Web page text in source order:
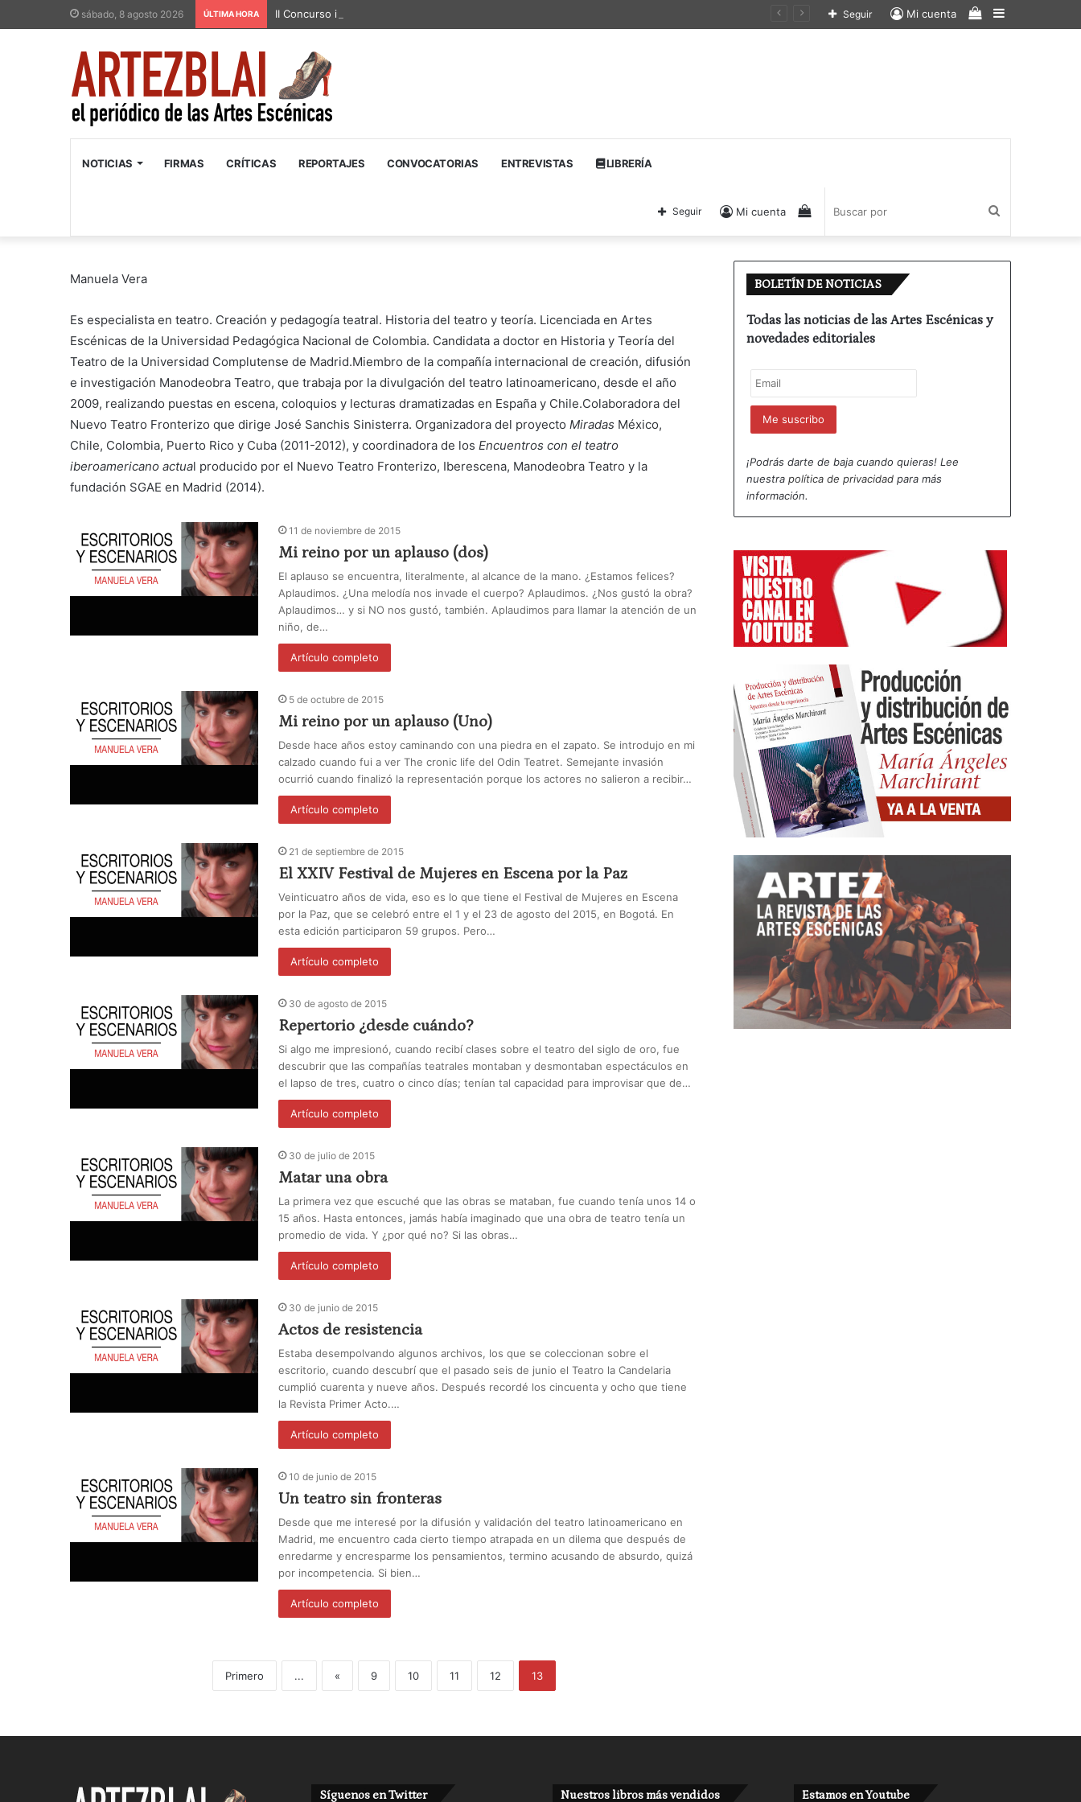
sábado, 8 agosto 2026 ÚLTIMA HORA II Concurso internacional de textos teatrales
Barra
Ver
Mi cuenta
Seguir
NOTICIAS FIRMAS CRÍTICAS REPORTAJES CONVOCATORIAS ENTREVISTAS LIBRERÍA
por
Ver
carrito
Mi cuenta
Seguir
Manuela Vera
Es especialista en teatro. Creación y pedagogía teatral. Historia del teatro y teoría. Licenciada en Artes
Escénicas de la Universidad Pedagógica Nacional de Colombia. Candidata a doctor en Historia y Teoría del
Teatro de la Universidad Complutense de Madrid.Miembro de la compañía internacional de creación, difusión
e investigación Manodeobra Teatro, que trabaja por la divulgación del teatro latinoamericano, desde el año
2009, realizando puestas en escena, coloquios y lecturas dramatizadas en España y Chile.Colaboradora del
Nuevo Teatro Fronterizo que dirige José Sanchis Sinisterra. Organizadora del proyecto Miradas México,
Chile, Colombia, Puerto Rico y Cuba (2011-2012), y coordinadora de los Encuentros con el teatro
iberoamericano actual producido por el Nuevo Teatro Fronterizo, Iberescena, Manodeobra Teatro y la
fundación SGAE en Madrid (2014).
11 de noviembre de 2015
Mi reino por un aplauso (dos)
El aplauso se encuentra, literalmente, al alcance de la mano. ¿Estamos felices?
Aplaudimos. ¿Una melodía nos invade el cuerpo? Aplaudimos. ¿Nos gustó la obra?
Aplaudimos… y si NO nos gustó, también. Aplaudimos para llamar la atención de un
niño, de…
Artículo completo
5 de octubre de 2015
Mi reino por un aplauso (Uno)
Desde hace años estoy caminando con una piedra en el zapato. Se introdujo en mi
calzado cuando fui a ver The cronic life del Odin Teatret. Semejante invasión
ocurrió cuando finalizó la representación porque los actores no salieron a recibir…
Artículo completo
21 de septiembre de 2015
El XXIV Festival de Mujeres en Escena por la Paz
Veinticuatro años de vida, eso es lo que tiene el Festival de Mujeres en Escena
por la Paz, que se celebró entre el 1 y el 23 de agosto del 2015, en Bogotá. En
esta edición participaron 59 grupos. Pero…
Artículo completo
30 de agosto de 2015
Repertorio ¿desde cuándo?
Si algo me impresionó, cuando recibí clases sobre el teatro del siglo de oro, fue
descubrir que las compañías teatrales montaban y desmontaban espectáculos en
el lapso de tres, cuatro o cinco días; tenían tal capacidad para improvisar que de…
Artículo completo
30 de julio de 2015
Matar una obra
La primera vez que escuché que las obras se mataban, fue cuando tenía unos 14 o
15 años. Hasta entonces, jamás había imaginado que una obra de teatro tenía un
promedio de vida. Y ¿por qué no? Si las obras…
Artículo completo
30 de junio de 2015
Actos de resistencia
Estaba desempolvando algunos archivos, los que se coleccionan sobre el
escritorio, cuando descubrí que el pasado seis de junio el Teatro la Candelaria
cumplió cuarenta y nueve años. Después recordé los cincuenta y ocho que tiene
la Revista Primer Acto.…
Artículo completo
10 de junio de 2015
Un teatro sin fronteras
Desde que me interesé por la difusión y validación del teatro latinoamericano en
Madrid, me encuentro cada cierto tiempo atrapada en un dilema que después de
enredarme y encresparme los pensamientos, termino acusando de absurdo, quizá
por incompetencia. Si bien…
Artículo completo
Primero ... « 9 10 11 12 13
BOLETÍN DE NOTICIAS
Todas las noticias de las Artes Escénicas y
novedades editoriales
¡Podrás darte de baja cuando quieras! Lee
nuestrapolítica de privacidad para más
información.
Síguenos en Twitter Nuestros libros más vendidos Estamos en Youtube